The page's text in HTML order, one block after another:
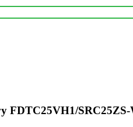
FDTC25VH1/SRC25ZS-